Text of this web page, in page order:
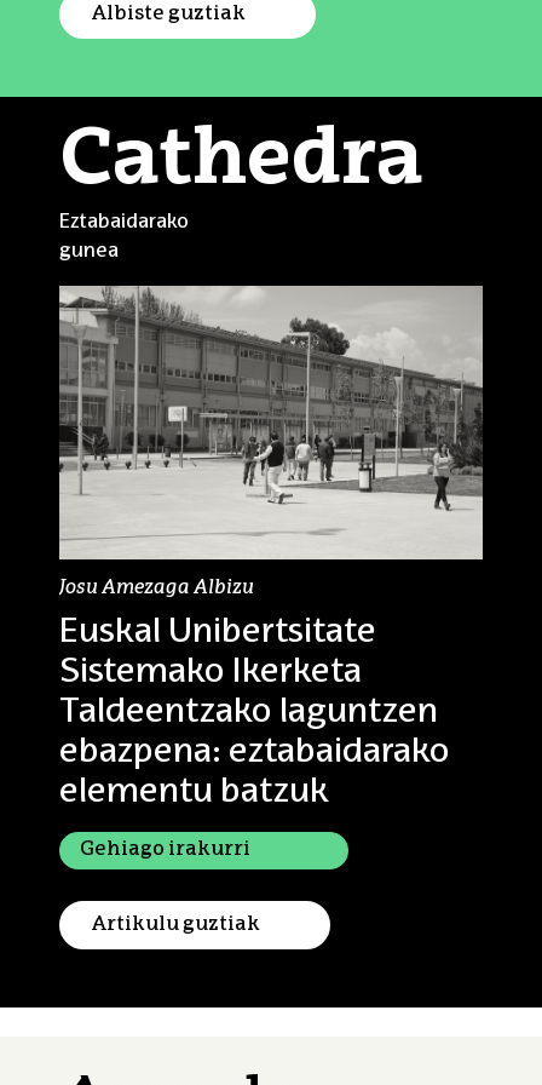
Albiste guztiak
Cathedra
Eztabaidarako
gunea
Josu Amezaga Albizu
Euskal Unibertsitate
Sistemako Ikerketa
Taldeentzako laguntzen
ebazpena: eztabaidarako
elementu batzuk
Gehiago irakurri Euskal Unibertsitate
Artikulu guztiak